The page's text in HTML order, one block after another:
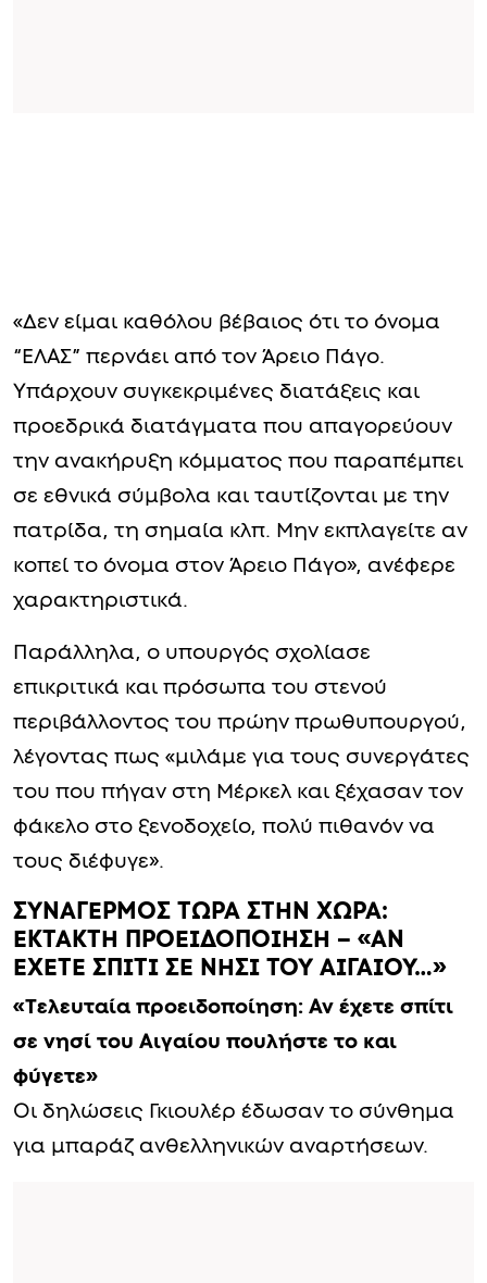
«Δεν είμαι καθόλου βέβαιος ότι το όνομα
“ΕΛΑΣ” περνάει από τον Άρειο Πάγο.
Υπάρχουν συγκεκριμένες διατάξεις και
προεδρικά διατάγματα που απαγορεύουν
την ανακήρυξη κόμματος που παραπέμπει
σε εθνικά σύμβολα και ταυτίζονται με την
πατρίδα, τη σημαία κλπ. Μην εκπλαγείτε αν
κοπεί το όνομα στον Άρειο Πάγο», ανέφερε
χαρακτηριστικά.
Παράλληλα, ο υπουργός σχολίασε
επικριτικά και πρόσωπα του στενού
περιβάλλοντος του πρώην πρωθυπουργού,
λέγοντας πως «μιλάμε για τους συνεργάτες
του που πήγαν στη Μέρκελ και ξέχασαν τον
φάκελο στο ξενοδοχείο, πολύ πιθανόν να
τους διέφυγε».
ΣΥΝΑΓΕΡΜΟΣ ΤΩΡΑ ΣΤΗΝ ΧΩΡΑ:
ΕΚΤΑΚΤΗ ΠΡΟΕΙΔΟΠΟΙΗΣΗ – «ΑΝ
ΕΧΕΤΕ ΣΠΙΤΙ ΣΕ ΝΗΣΙ ΤΟΥ ΑΙΓΑΙΟΥ…»
«Τελευταία προειδοποίηση: Αν έχετε σπίτι
σε νησί του Αιγαίου πουλήστε το και
φύγετε»
Οι δηλώσεις Γκιουλέρ έδωσαν το σύνθημα
για μπαράζ ανθελληνικών αναρτήσεων.